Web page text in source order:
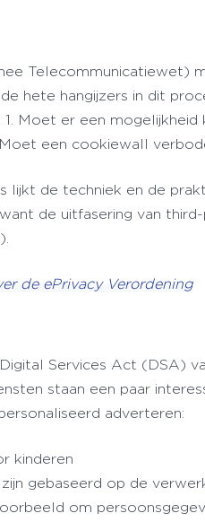
Telecommunicatiewet)
hete hangijzers in dit
1. Moet er een
een cookiewall
lijkt de techniek en de
de uitfasering van
de ePrivacy Verordening
Services Act (DSA)
staan een paar
adverteren:
kinderen
gebaseerd op de
om